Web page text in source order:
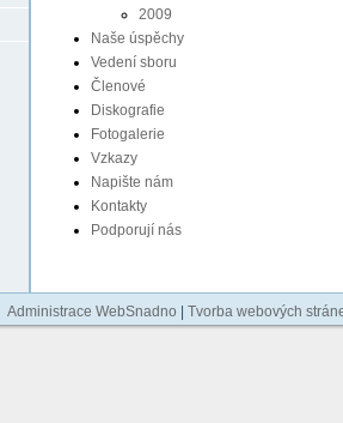
2009
Naše úspěchy
Vedení sboru
Členové
Diskografie
Fotogalerie
Vzkazy
Napište nám
Kontakty
Podporují nás
Administrace WebSnadno |Tvorba webových